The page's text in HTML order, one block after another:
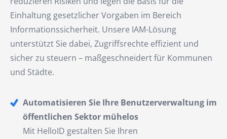
Einhaltung gesetzlicher Vorgaben im Bereich
Informationssicherheit. Unsere IAM-Lösung
unterstützt Sie dabei, Zugriffsrechte effizient und
sicher zu steuern – maßgeschneidert für Kommunen
und Städte.
Automatisieren Sie Ihre Benutzerverwaltung im
öffentlichen Sektor mühelos
Mit HelloID gestalten Sie Ihren